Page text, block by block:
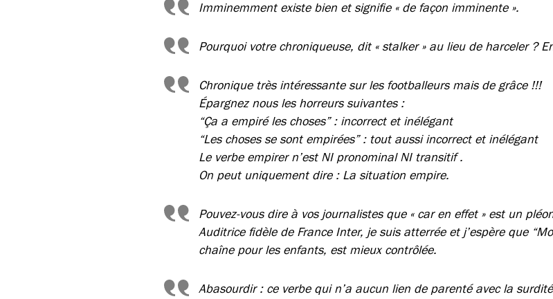
Imminemment existe bien et signifie « de façon imminente ».
Pourquoi votre chroniqueuse, dit « stalker » au lieu de harceler ?
Chronique très intéressante sur les footballeurs mais de grâce !!!
Épargnez nous les horreurs suivantes :
“Ça a empiré les choses” : incorrect et inélégant
“Les choses se sont empirées” : tout aussi incorrect et inélégant
Le verbe empirer n’est NI pronominal NI transitif .
On peut uniquement dire : La situation empire.
Pouvez-vousdire à vos journalistes que « car en effet » est un
Auditrice fidèle de France Inter, je suis atterrée et j’espère que
chaîne pour les enfants, est mieux contrôlée.
Abasourdir : ce verbe qui n’a aucun lien de parenté avec la surdité